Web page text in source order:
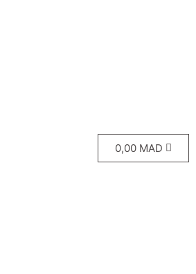
0,00 MAD